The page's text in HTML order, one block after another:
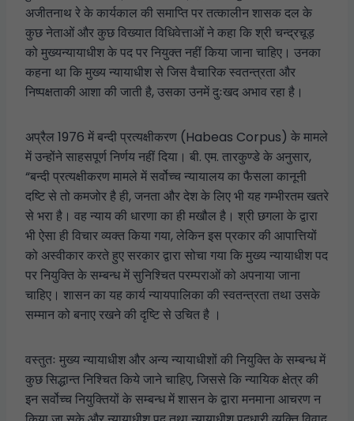
अजीतनाथ रे के कार्यकाल की समाप्ति पर तत्कालीन शासक दल के
कुछ नेताओं और कुछ विख्यात विधिवेत्ताओं ने कहा कि श्री चन्द्रचूड़
को मुख्यन्यायाधीश के पद पर नियुक्त नहीं किया जाना चाहिए। उनका
कहना था कि मुख्य न्यायाधीश से जिस वैचारिक स्वतन्त्रता और
निष्पक्षताकी आशा की जाती है, उसका उनमें दुःखद अभाव रहा है।
अप्रैल 1976 में बन्दी प्रत्यक्षीकरण (Habeas Corpus) के मामले
में उन्होंने साहसपूर्ण निर्णय नहीं दिया। बी. एम. तारकुण्डे के अनुसार,
“बन्दी प्रत्यक्षीकरण मामले में सर्वोच्च न्यायालय का फैसला कानूनी
दष्टि से तो कमजोर है ही, जनता और देश के लिए भी यह गम्भीरतम खतरे
से भरा है। वह न्याय की धारणा का ही मखौल है। श्री छगला के द्वारा
भी ऐसा ही विचार व्यक्त किया गया, लेकिन इस प्रकार की आपात्तियों
को अस्वीकार करते हुए सरकार द्वारा सोचा गया कि मुख्य न्यायाधीश पद
पर नियुक्ति के सम्बन्ध में सुनिश्चित परम्पराओं को अपनाया जाना
चाहिए। शासन का यह कार्य न्यायपालिका की स्वतन्त्रता तथा उसके
सम्मान को बनाए रखने की दृष्टि से उचित है ।
वस्तुतः मुख्य न्यायाधीश और अन्य न्यायाधीशों की नियुक्ति के सम्बन्ध में
कुछ सिद्धान्त निश्चित किये जाने चाहिए, जिससे कि न्यायिक क्षेत्र की
इन सर्वोच्च नियुक्तियों के सम्बन्ध में शासन के द्वारा मनमाना आचरण न